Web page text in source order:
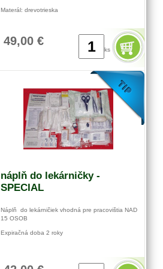
Materál: drevotrieska
49,00 €
ks
náplň do lekárničky -
SPECIAL
Náplň do lekárničiek vhodná pre pracovištia NAD
15 OSOB
Expiračná doba 2 roky
malý, stredný, veľký + nálepka